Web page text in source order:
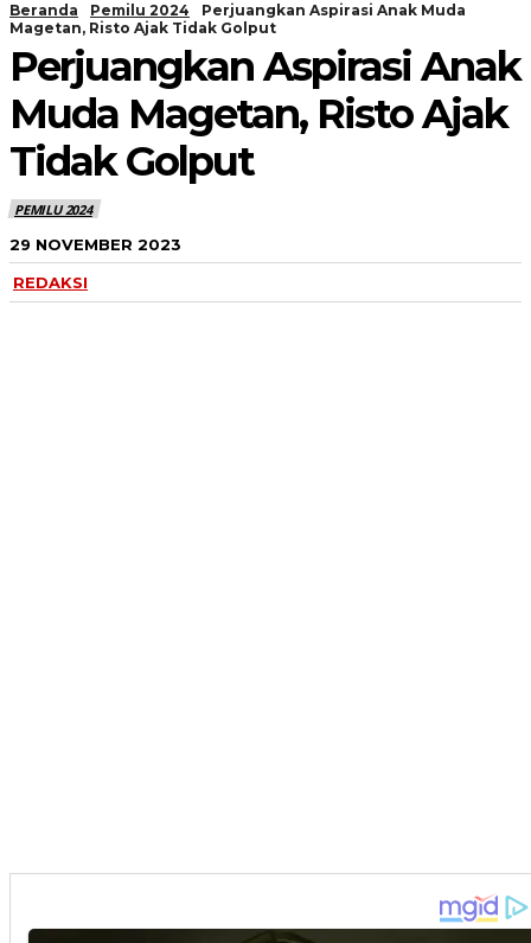
Beranda Pemilu 2024
Perjuangkan Aspirasi Anak Muda
Magetan, Risto Ajak Tidak Golput
Perjuangkan Aspirasi Anak
Muda Magetan, Risto Ajak
Tidak Golput
PEMILU 2024
29 NOVEMBER 2023
REDAKSI